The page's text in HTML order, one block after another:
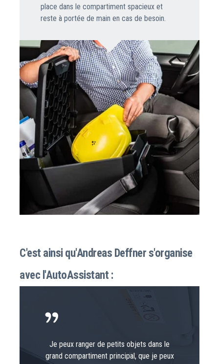
place dans le compartiment spacieux et
reste à portée de main en cas de besoin.
C'est ainsi qu'Andreas Deffner s'organise
avec l'AutoAssistant :
Je peux ranger de petits objets dans le
grand compartiment principal, que je peux